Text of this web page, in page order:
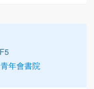
青年會書院